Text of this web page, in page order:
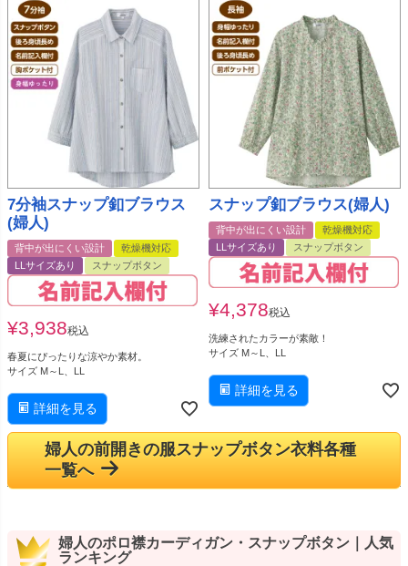
7分袖スナップ釦ブラウス
(婦人)
背中が出にくい設計
乾燥機対応
LLサイズあり
スナップボタン
¥3,938税込
春夏にぴったりな涼やか素材。
サイズ M～L、LL
詳細を見る
スナップ釦ブラウス(婦人)
背中が出にくい設計
乾燥機対応
LLサイズあり
スナップボタン
¥4,378税込
洗練されたカラーが素敵！
サイズ M～L、LL
詳細を見る
婦人の前開きの服スナップボタン衣料各種
一覧へ
婦人のポロ襟カーディガン・スナップボタン｜人気
ランキング